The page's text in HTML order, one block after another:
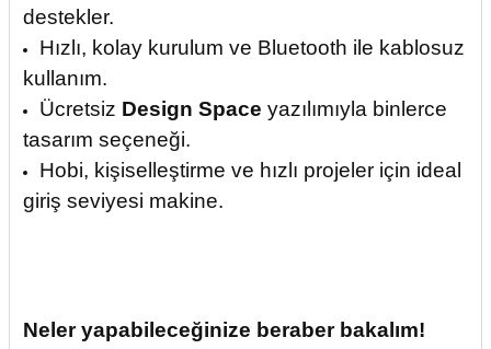
destekler.
Hızlı, kolay kurulum ve Bluetooth ile kablosuz
kullanım.
Ücretsiz Design Space yazılımıyla binlerce
tasarım seçeneği.
Hobi, kişiselleştirme ve hızlı projeler için ideal
giriş seviyesi makine.
Neler yapabileceğinize beraber bakalım!